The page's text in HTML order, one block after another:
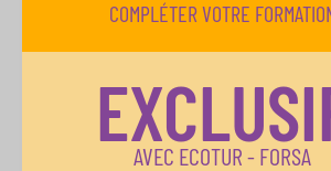
COMPLÉTER VOTRE
AVEC ECOTUR - FORSA